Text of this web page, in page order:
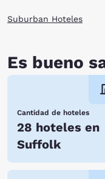
Suburban Hoteles
Es bueno
Cantidad de hoteles
28 hoteles en
Suffolk